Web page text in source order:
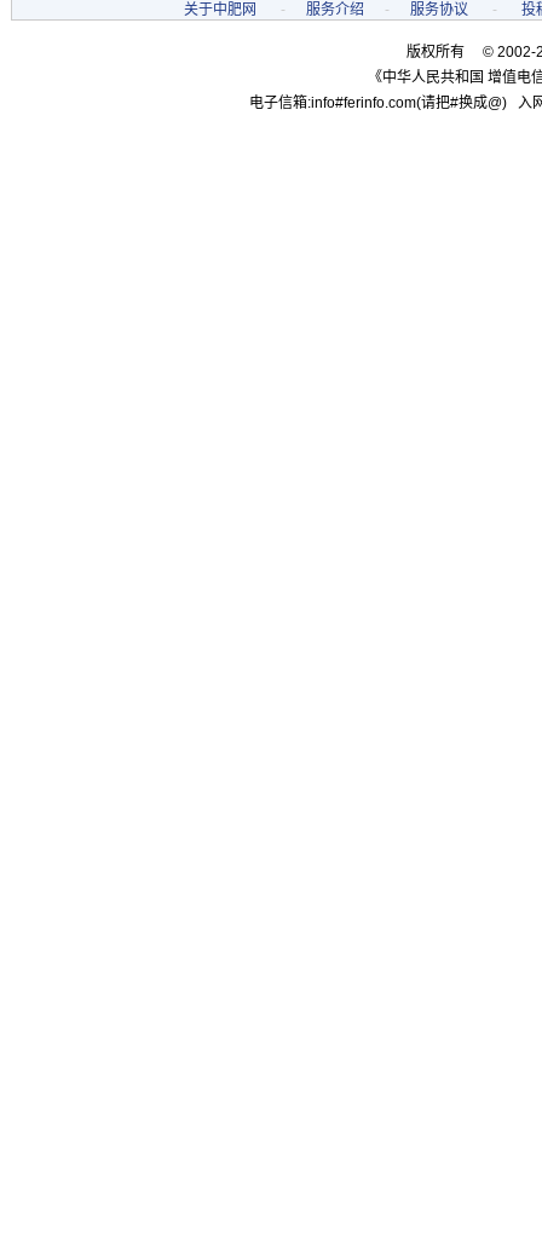
关于中肥网 - 服务介绍 - 服务协议 - 投
版权所有 © 2002-
《中华人民共和国 增值电
电子信箱:info#ferinfo.com(请把#换成@)